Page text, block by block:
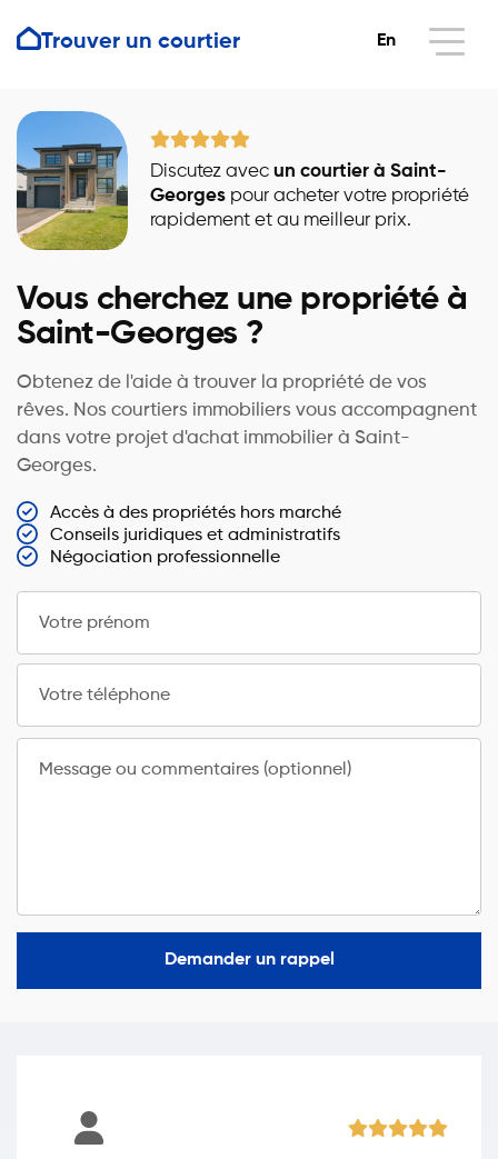
Trouver un courtier En
Discutez avec un courtier à Saint-
Georges pour acheter votre propriété
rapidement et au meilleur prix.
Vous cherchez une propriété à
Saint-Georges ?
Obtenez de l'aide à trouver la propriété de vos
rêves. Nos courtiers immobiliers vous accompagnent
dans votre projet d'achat immobilier à Saint-
Georges.
Accès à des propriétés hors marché
Conseils juridiques et administratifs
Négociation professionnelle
Votre prénom
Votre téléphone
Message ou commentaires (optionnel)
Demander un rappel